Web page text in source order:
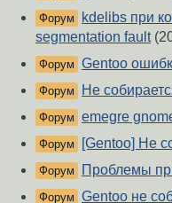
Форум
kdelibs при
segmentation fault
Форум Gentoo
Форум Не
Форум emegre
Форум [Gentoo] Не
Форум Проблемы
Форум Gentoo не